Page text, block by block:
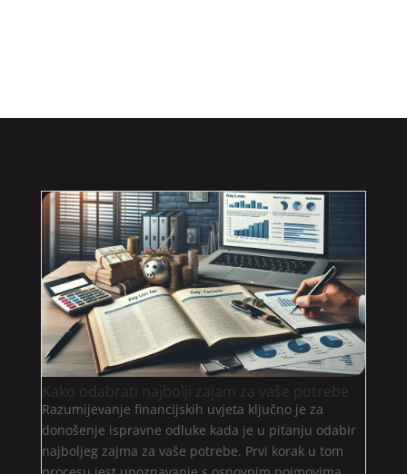
Kako odabrati najbolji zajam za vaše potrebe
Razumijevanje financijskih uvjeta ključno je za
donošenje ispravne odluke kada je u pitanju odabir
najboljeg zajma za vaše potrebe. Prvi korak u tom